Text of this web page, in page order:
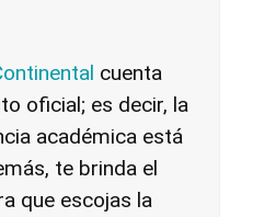
cuenta
oficial; es decir, la
académica está
te brinda el
que escojas la